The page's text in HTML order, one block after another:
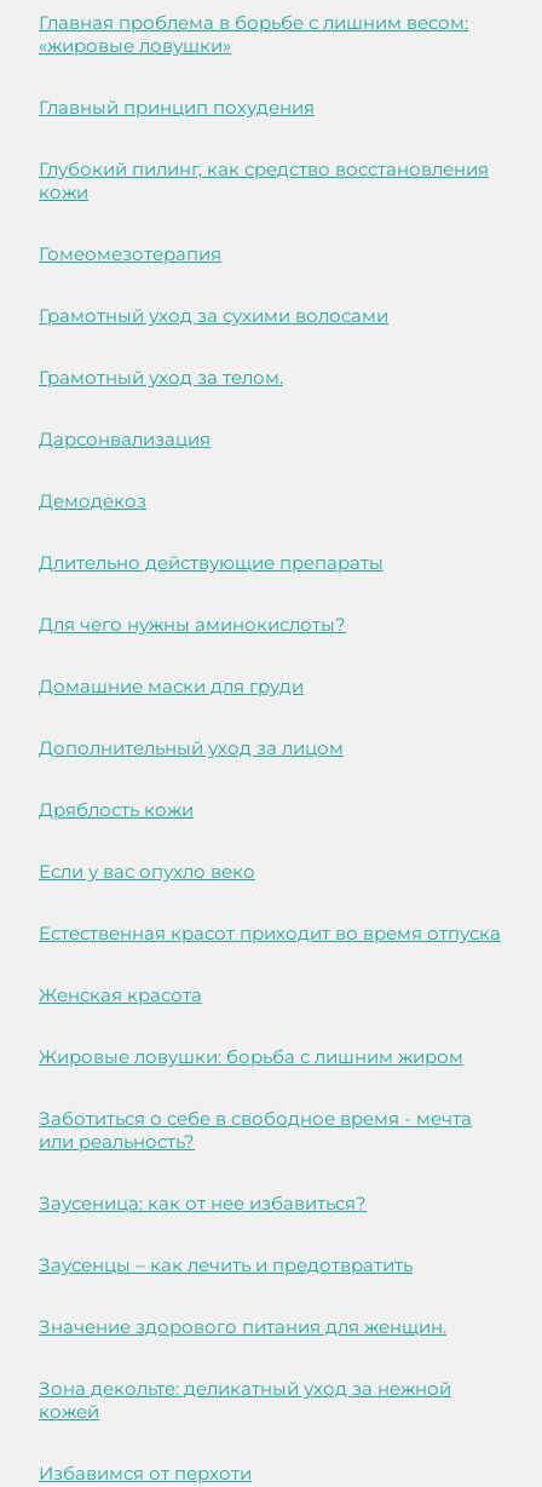
Главная проблема в борьбе с лишним весом:
«жировые ловушки»
Главный принцип похудения
Глубокий пилинг, как средство восстановления
кожи
Гомеомезотерапия
Грамотный уход за сухими волосами
Грамотный уход за телом.
Дарсонвализация
Демодекоз
Длительно действующие препараты
Для чего нужны аминокислоты?
Домашние маски для груди
Дополнительный уход за лицом
Дряблость кожи
Если у вас опухло веко
Естественная красот приходит во время отпуска
Женская красота
Жировые ловушки: борьба с лишним жиром
Заботиться о себе в свободное время - мечта
или реальность?
Заусеница: как от нее избавиться?
Заусенцы – как лечить и предотвратить
Значение здорового питания для женщин.
Зона декольте: деликатный уход за нежной
кожей
Избавимся от перхоти